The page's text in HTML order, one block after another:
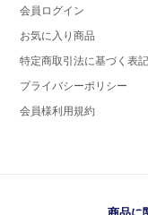
会員ログイン
お気に入り商品
特定商取引法に基づく表記
プライバシーポリシー
会員様利用規約